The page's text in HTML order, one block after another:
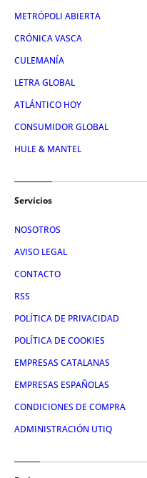
METRÓPOLI ABIERTA
CRÓNICA VASCA
CULEMANÍA
LETRA GLOBAL
ATLÁNTICO HOY
CONSUMIDOR GLOBAL
HULE & MANTEL
Servicios
NOSOTROS
AVISO LEGAL
CONTACTO
RSS
POLÍTICA DE PRIVACIDAD
POLÍTICA DE COOKIES
EMPRESAS CATALANAS
EMPRESAS ESPAÑOLAS
CONDICIONES DE COMPRA
ADMINISTRACIÓN UTIQ